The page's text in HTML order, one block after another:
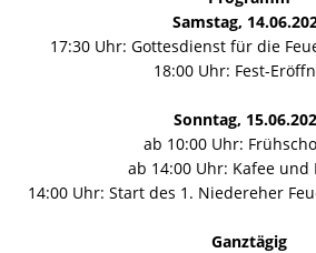
Samstag,
17:30 Uhr: Gottesdienst für die
18:00 Uhr: Fest-
Sonntag,
ab 10:00 Uhr:
ab 14:00 Uhr: Kafee und
14:00 Uhr: Start des 1. Niedereher
Ganztägig